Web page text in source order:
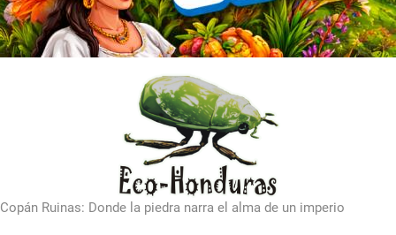
Copán Ruinas: Donde la piedra narra el alma de un imperio